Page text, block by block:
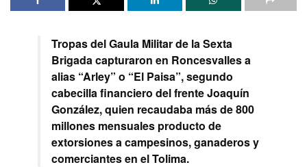
Tropas del Gaula Militar de la Sexta
Brigada capturaron en Roncesvalles a
alias “Arley” o “El Paisa”, segundo
cabecilla financiero del frente Joaquín
González, quien recaudaba más de 800
millones mensuales producto de
extorsiones a campesinos, ganaderos y
comerciantes en el Tolima.